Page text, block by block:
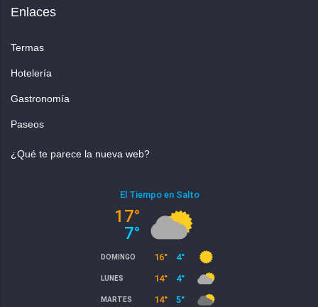
Enlaces
Termas
Hotelería
Gastronomía
Paseos
¿Qué te parece la nueva web?